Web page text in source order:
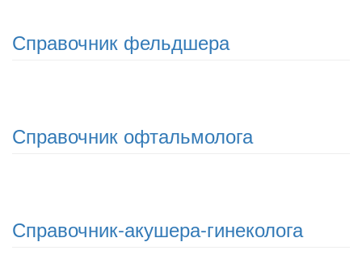
Справочник фельдшера
Справочник офтальмолога
Справочник-акушера-гинеколога